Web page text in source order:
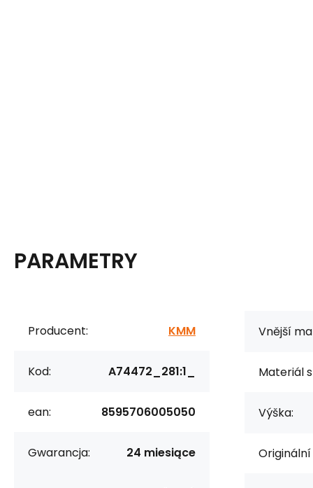
PARAMETRY
Producent: KMM
Kod: A74472_281:1_
ean: 8595706005050
Gwarancja: 24 miesiące
Vnější
Materiál
Výška: